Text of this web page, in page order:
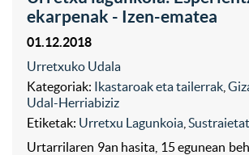
ekarpenak - Izen-ematea
01.12.2018
Urretxuko Udala
Kategoriak: Ikastaroak eta tailerrak
Udal-Herriabiziz
Etiketak: Urretxu Lagunkoia
Urtarrilaren 9an hasita, 15 egunean